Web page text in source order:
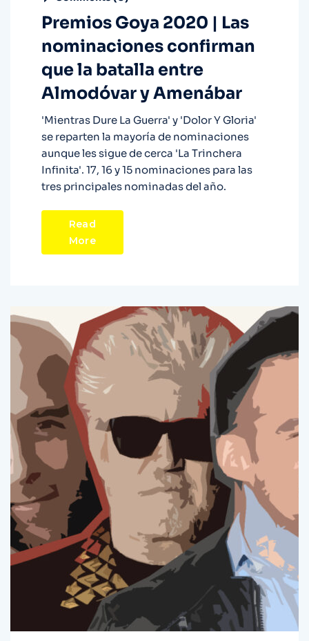
Premios Goya 2020 | Las
nominaciones confirman
que la batalla entre
Almodóvar y Amenábar
'Mientras Dure La Guerra' y 'Dolor Y Gloria'
se reparten la mayoría de nominaciones
aunque les sigue de cerca 'La Trinchera
Infinita'. 17, 16 y 15 nominaciones para las
tres principales nominadas del año.
Read
More